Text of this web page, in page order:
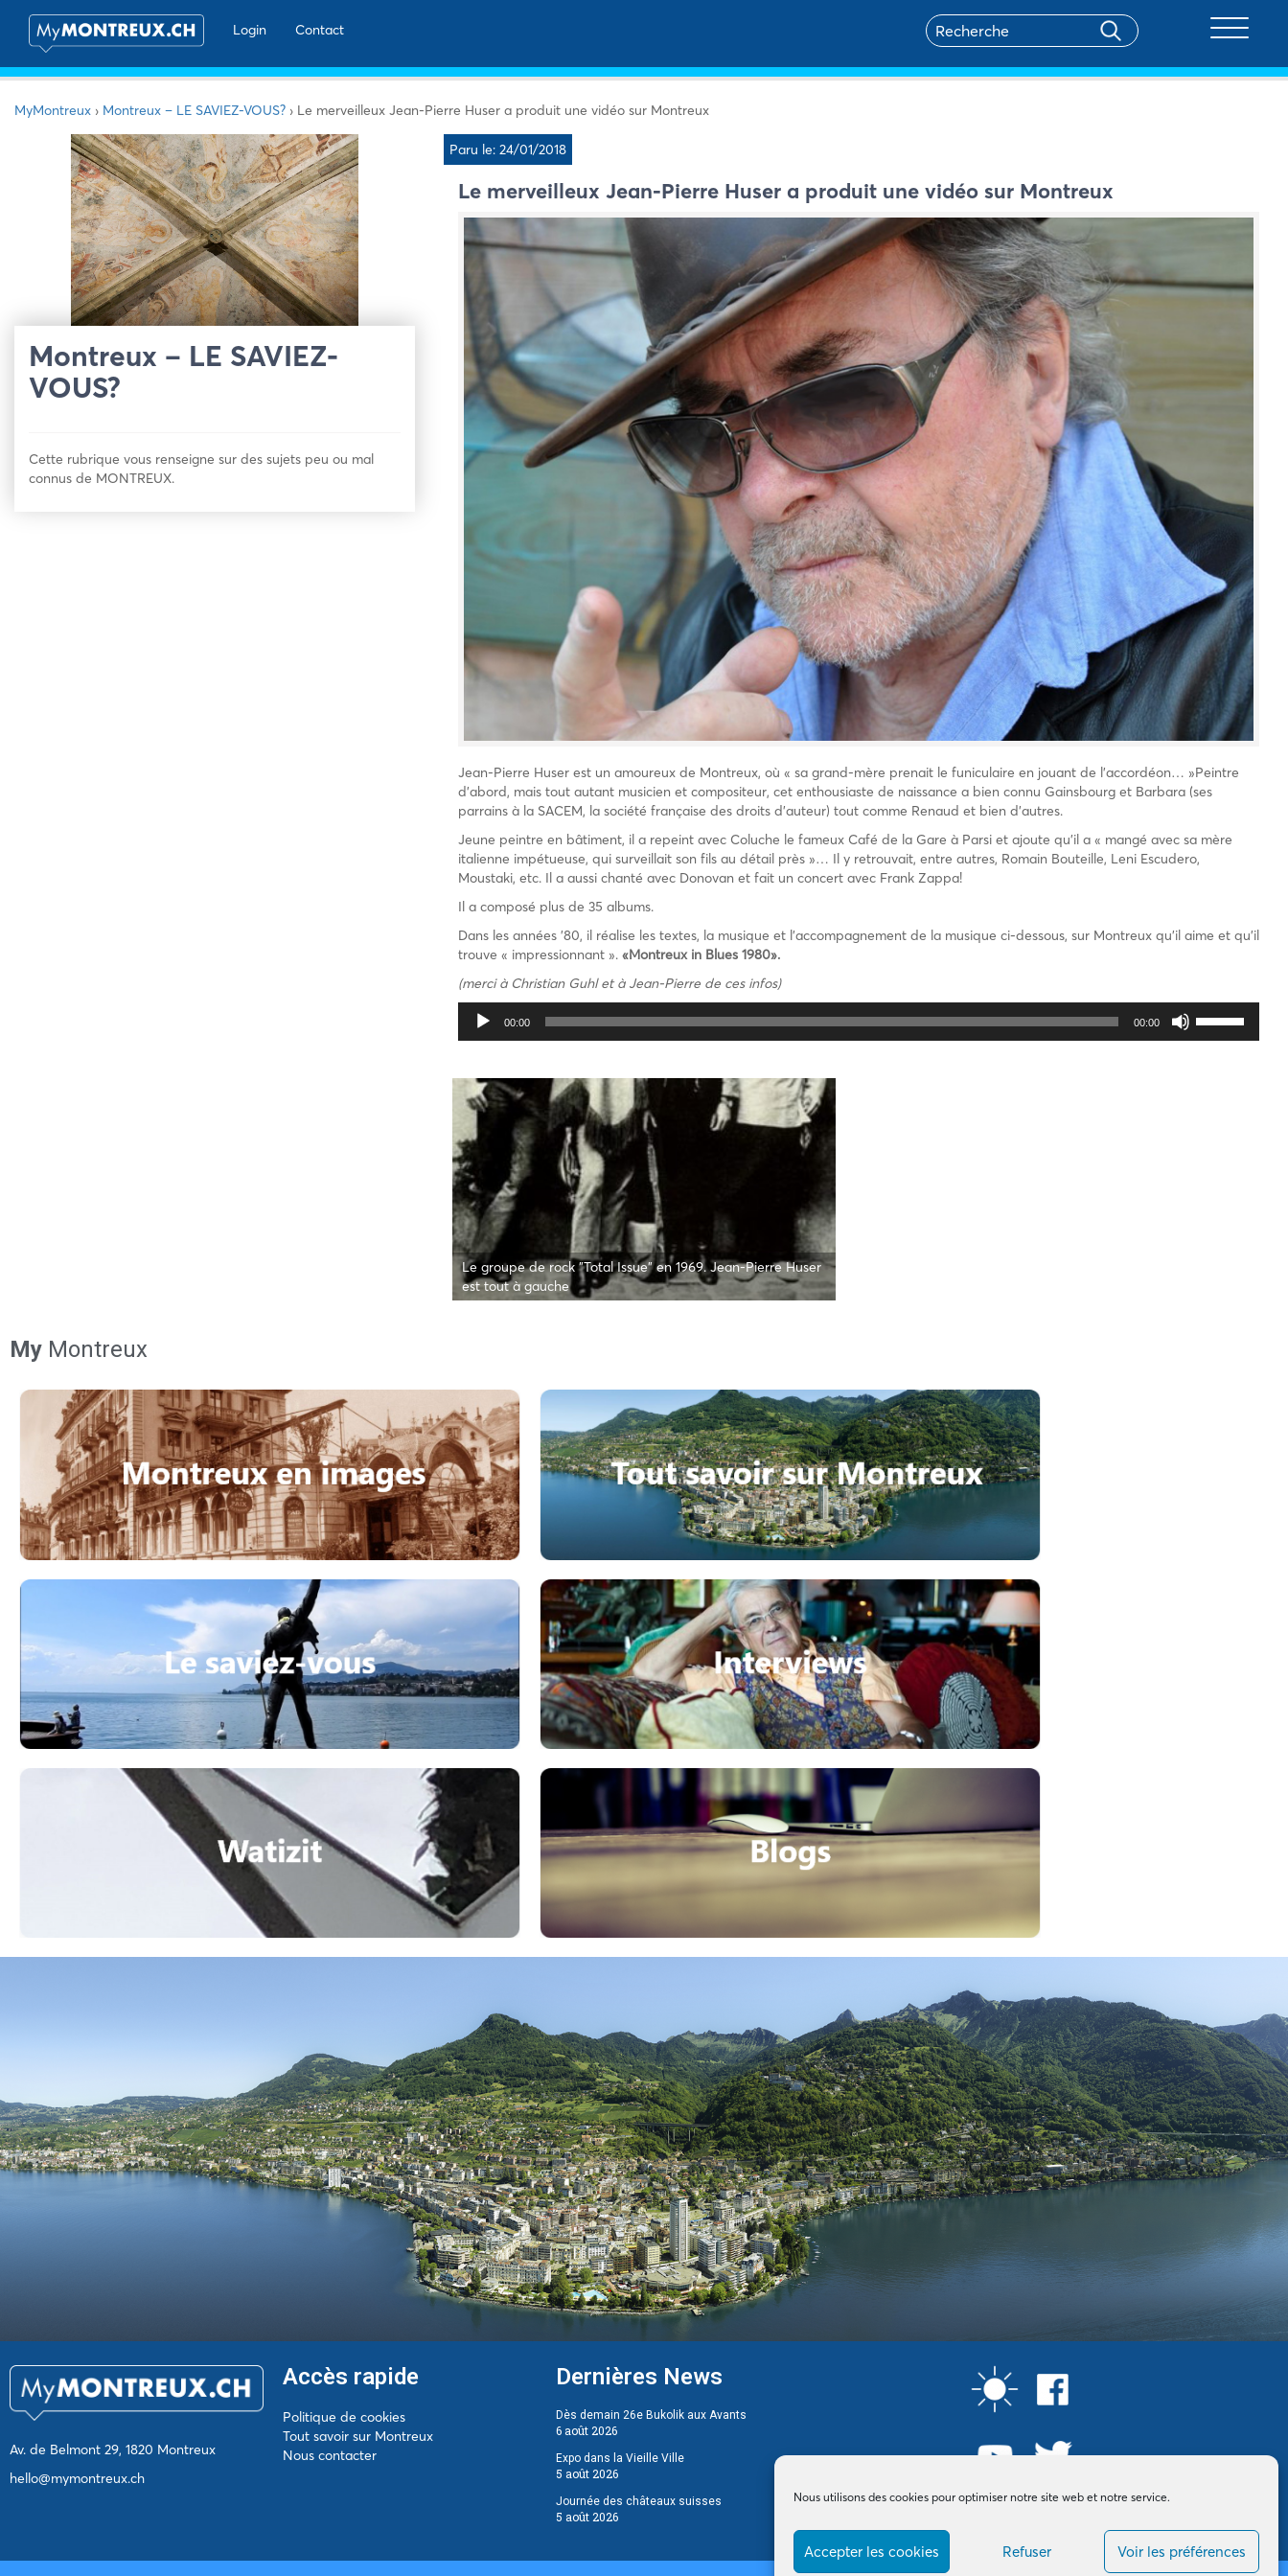
Nous utilisons des cookies pour optimiser notre site web et notre service.
Accepter les cookies Refuser Voir les préférences
Login
Contact
MyMontreux › Montreux – LE SAVIEZ-VOUS? › Le merveilleux Jean-Pierre Huser a produit une vidéo sur Montreux
Montreux – LE SAVIEZ-
VOUS?
Cette rubrique vous renseigne sur des sujets peu ou mal
connus de MONTREUX.
Paru le: 24/01/2018
Le merveilleux Jean-Pierre Huser a produit une vidéo sur Montreux
Jean-Pierre Huser est un amoureux de Montreux, où « sa grand-mère prenait le funiculaire en jouant de l’accordéon… »Peintre
d’abord, mais tout autant musicien et compositeur, cet enthousiaste de naissance a bien connu Gainsbourg et Barbara (ses
parrains à la SACEM, la société française des droits d’auteur) tout comme Renaud et bien d’autres.
Jeune peintre en bâtiment, il a repeint avec Coluche le fameux Café de la Gare à Parsi et ajoute qu’il a « mangé avec sa mère
italienne impétueuse, qui surveillait son fils au détail près »… Il y retrouvait, entre autres, Romain Bouteille, Leni Escudero,
Moustaki, etc. Il a aussi chanté avec Donovan et fait un concert avec Frank Zappa!
Il a composé plus de 35 albums.
Dans les années ’80, il réalise les textes, la musique et l’accompagnement de la musique ci-dessous, sur Montreux qu’il aime et qu’il
trouve « impressionnant ». «Montreux in Blues 1980».
(merci à Christian Guhl et à Jean-Pierre de ces infos)
Lecteur
audio
00:00 00:00
les
Le groupe de rock "Total Issue" en 1969. Jean-Pierre Huser
est tout à gauche
My Montreux
Av. de Belmont 29, 1820 Montreux
hello@mymontreux.ch
Accès rapide
Politique de cookies
Tout savoir sur Montreux
Nous contacter
Dernières News
Dès demain 26e Bukolik aux Avants
6 août 2026
Expo dans la Vieille Ville
5 août 2026
Journée des châteaux suisses
5 août 2026